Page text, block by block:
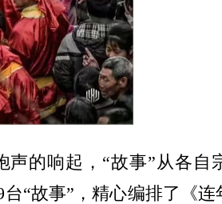
的响起，“故事”从各自
“故事”，精心编排了《